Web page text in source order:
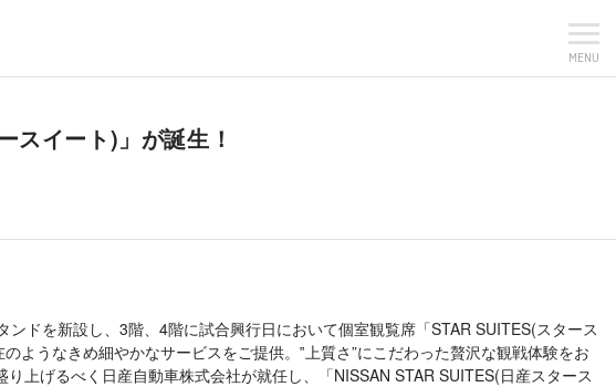
MENU
スイート)」が誕生！
ドを新設し、3階、4階に試合興行日において個室観覧席「STAR SUITES(スタース
うなきめ細やかなサービスをご提供。‟上質さ”にこだわった贅沢な観戦体験をお
上げるべく日産自動車株式会社が就任し、「NISSAN STAR SUITES(日産スタース